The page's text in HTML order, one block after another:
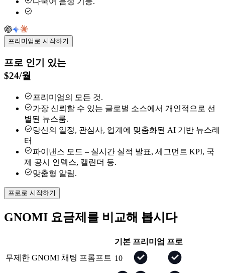
프리미엄로 시작하기
프로 인기 있는
$24/월
프리미엄의 모든 것.
가장 신뢰할 수 있는 글로벌 소스에서 개인적으로 선
별된 뉴스룸.
당신의 일정, 관심사, 업계에 맞춤화된 AI 기반 뉴스레
터
파이낸스 모드 – 실시간 실적 발표, 세그먼트 KPI, 국
제 공시 인덱스, 캘린더 등.
맞춤형 알림.
프로로 시작하기
GNOMI 요금제를 비교해 봅시다
기본 프리미엄 프로
무제한 GNOMI 채팅 프롬프트 10